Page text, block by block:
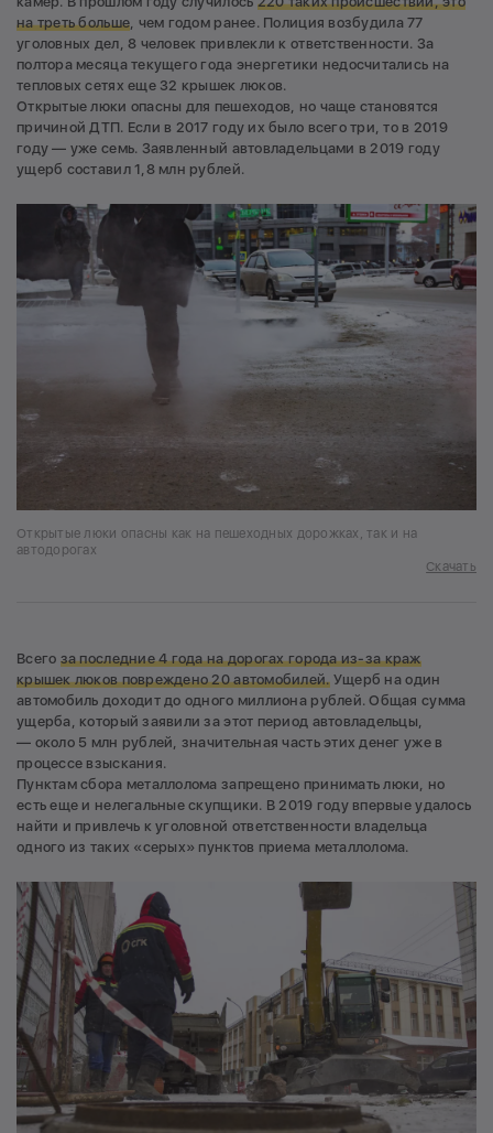
на треть больше , чем годом ранее. Полиция возбудила 77
уголовных дел, 8 человек привлекли к ответственности. За
полтора месяца текущего года энергетики недосчитались на
тепловых сетях еще 32 крышек люков.
Открытые люки опасны для пешеходов, но чаще становятся
причиной ДТП. Если в 2017 году их было всего три, то в 2019
году — уже семь. Заявленный автовладельцами в 2019 году
ущерб составил 1,8 млн рублей.
Открытые люки опасны как на пешеходных дорожках, так и на
автодорогах
Скачать
Всего за последние 4 года на дорогах города из-за краж
крышек люков повреждено 20 автомобилей.Ущерб на один
автомобиль доходит до одного миллиона рублей. Общая сумма
ущерба, который заявили за этот период автовладельцы,
— около 5 млн рублей, значительная часть этих денег уже в
процессе взыскания.
Пунктам сбора металлолома запрещено принимать люки, но
есть еще и нелегальные скупщики. В 2019 году впервые удалось
найти и привлечь к уголовной ответственности владельца
одного из таких «серых» пунктов приема металлолома.